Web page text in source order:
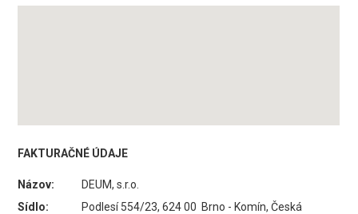
FAKTURAČNÉ ÚDAJE
Názov:
DEUM, s.r.o.
Sídlo:
Podlesí 554/23, 624 00 Brno - Komín, Česká